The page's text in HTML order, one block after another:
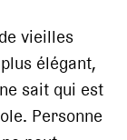
vieilles
élégant,
sait qui est
Personne